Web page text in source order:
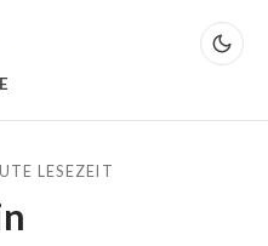
LESEZEIT